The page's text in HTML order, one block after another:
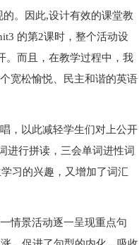
。因此,设计有效的课堂教
的第2课时，整个活动设
。而且，在教学过程中，我
宽松愉悦、民主和谐的英语
，以此减轻学生们对上公开
进行拼读，三会单词进性词
习的兴趣，又增加了词汇
情景活动逐一呈现重点句